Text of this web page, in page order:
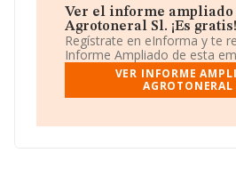
aparece inscrita en el Registro
Limitada. Su CNAE corresponde a
'Explotación de ganado porcino'.
importación y/o exportación.
Ha contado con el mismo número
teniendo en cuenta la
inferior a la media de sector.
Ver el informe ampliado
Agrotoneral Sl. ¡Es gratis!
Regístrate en eInforma y te
Informe Ampliado de esta
VER INFORME
AGROTONERAL